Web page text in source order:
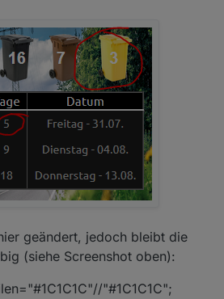
geändert, jedoch bleibt die
(siehe Screenshot oben):
"#1C1C1C";